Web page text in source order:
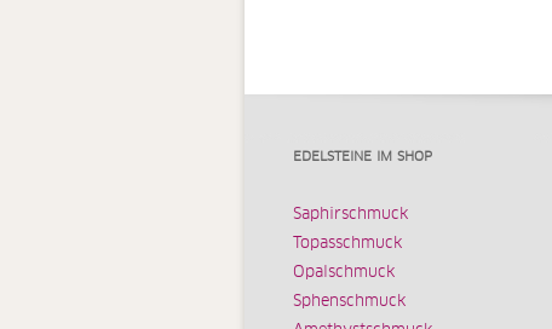
EDELSTEINE IM SHOP
Saphirschmuck
Topasschmuck
Opalschmuck
Sphenschmuck